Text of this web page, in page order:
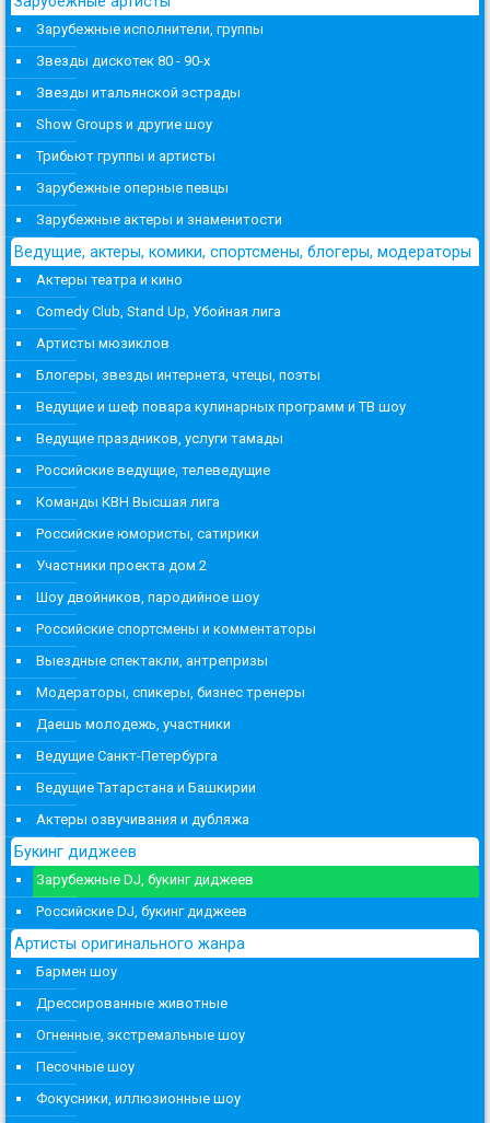
Зарубежные исполнители, группы
Звезды дискотек 80 - 90-х
Звезды итальянской эстрады
Show Groups и другие шоу
Трибьют группы и артисты
Зарубежные оперные певцы
Зарубежные актеры и знаменитости
Ведущие, актеры, комики, спортсмены, блогеры, модераторы
Актеры театра и кино
Comedy Club, Stand Up, Убойная лига
Артисты мюзиклов
Блогеры, звезды интернета, чтецы, поэты
Ведущие и шеф повара кулинарных программ и ТВ шоу
Ведущие праздников, услуги тамады
Российские ведущие, телеведущие
Команды КВН Высшая лига
Российские юмористы, сатирики
Участники проекта дом 2
Шоу двойников, пародийное шоу
Российские спортсмены и комментаторы
Выездные спектакли, антрепризы
Модераторы, спикеры, бизнес тренеры
Даешь молодежь, участники
Ведущие Санкт-Петербурга
Ведущие Татарстана и Башкирии
Актеры озвучивания и дубляжа
Букинг диджеев
Зарубежные DJ, букинг диджеев
Российские DJ, букинг диджеев
Артисты оригинального жанра
Бармен шоу
Дрессированные животные
Огненные, экстремальные шоу
Песочные шоу
Фокусники, иллюзионные шоу